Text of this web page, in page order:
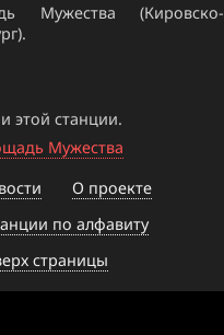
Мужества (Кировско-
этой станции.
Мужества
О проекте
по алфавиту
страницы